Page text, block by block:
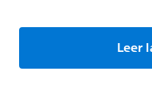
Leer